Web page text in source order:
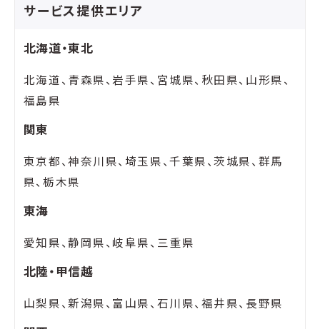
サービス提供エリア
北海道・東北
北海道、青森県、岩手県、宮城県、秋田県、山形県、
福島県
関東
東京都、神奈川県、埼玉県、千葉県、茨城県、群馬
県、栃木県
東海
愛知県、静岡県、岐阜県、三重県
北陸・甲信越
山梨県、新潟県、富山県、石川県、福井県、長野県